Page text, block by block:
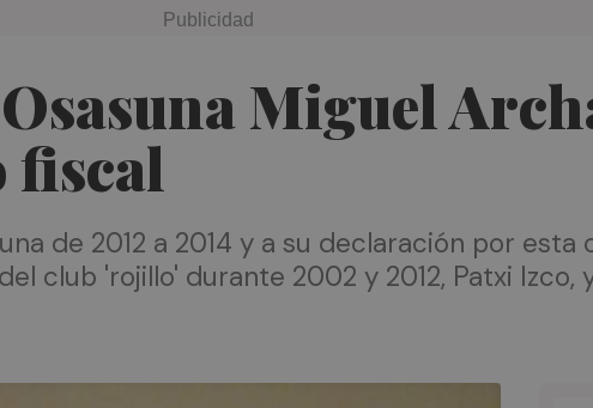
Miguel
fiscal
de 2012 a 2014 y a su declaración por esta
club 'rojillo' durante 2002 y 2012, Patxi Izco,